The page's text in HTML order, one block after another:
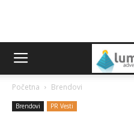
Početna Brendovi
Brendovi PR Vesti